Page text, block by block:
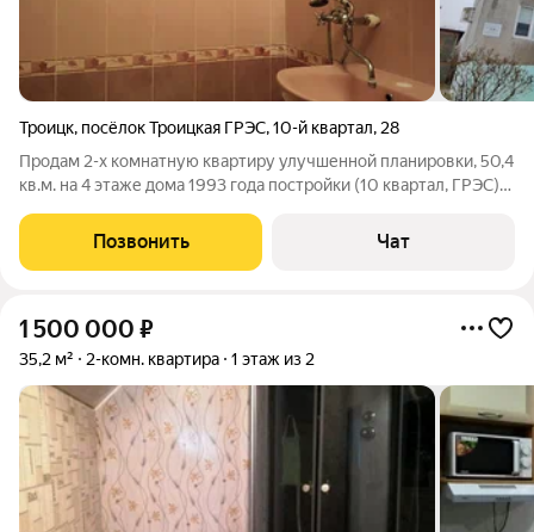
Троицк, посёлок Троицкая ГРЭС,10-й квартал, 28
Продам 2-х комнатную квартиру улучшенной планировки, 50,4
кв.м. на 4 этаже дома 1993 года постройки (10 квартал, ГРЭС)
застеклён, двойная входная металлическая дверь. Рядом с
домом. Школа,
Позвонить Чат
1 500 000 ₽
35,2 м² 2-комн. квартира 1 этаж из 2